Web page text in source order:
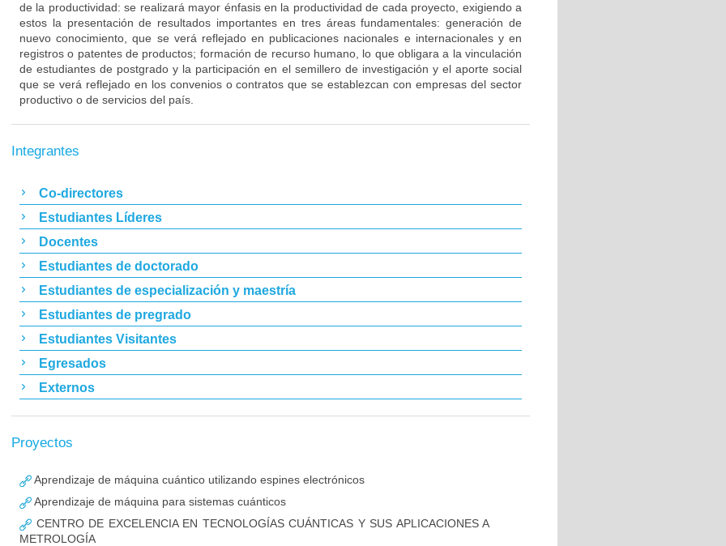
de la productividad: se realizará mayor énfasis en la productividad de cada proyecto, exigiendo a
estos la presentación de resultados importantes en tres áreas fundamentales: generación de
nuevo conocimiento, que se verá reflejado en publicaciones nacionales e internacionales y en
registros o patentes de productos; formación de recurso humano, lo que obligara a la vinculación
de estudiantes de postgrado y la participación en el semillero de investigación y el aporte social
que se verá reflejado en los convenios o contratos que se establezcan con empresas del sector
productivo o de servicios del país.
Integrantes
Co-directores
Estudiantes Líderes
Docentes
Estudiantes de doctorado
Estudiantes de especialización y maestría
Estudiantes de pregrado
Estudiantes Visitantes
Egresados
Externos
Proyectos
Aprendizaje de máquina cuántico utilizando espines electrónicos
Aprendizaje de máquina para sistemas cuánticos
CENTRO DE EXCELENCIA EN TECNOLOGÍAS CUÁNTICAS Y SUS APLICACIONES A
METROLOGÍA